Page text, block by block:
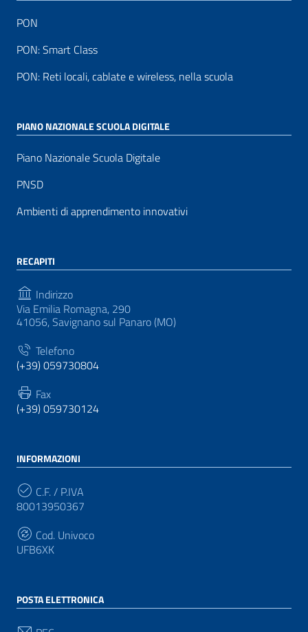
PON
PON: Smart Class
PON: Reti locali, cablate e wireless, nella scuola
PIANO NAZIONALE SCUOLA DIGITALE
Piano Nazionale Scuola Digitale
PNSD
Ambienti di apprendimento innovativi
RECAPITI
Indirizzo
Via Emilia Romagna, 290
41056, Savignano sul Panaro (MO)
Telefono
(+39) 059730804
Fax
(+39) 059730124
INFORMAZIONI
C.F. / P.IVA
80013950367
Cod. Univoco
UFB6XK
POSTA ELETTRONICA